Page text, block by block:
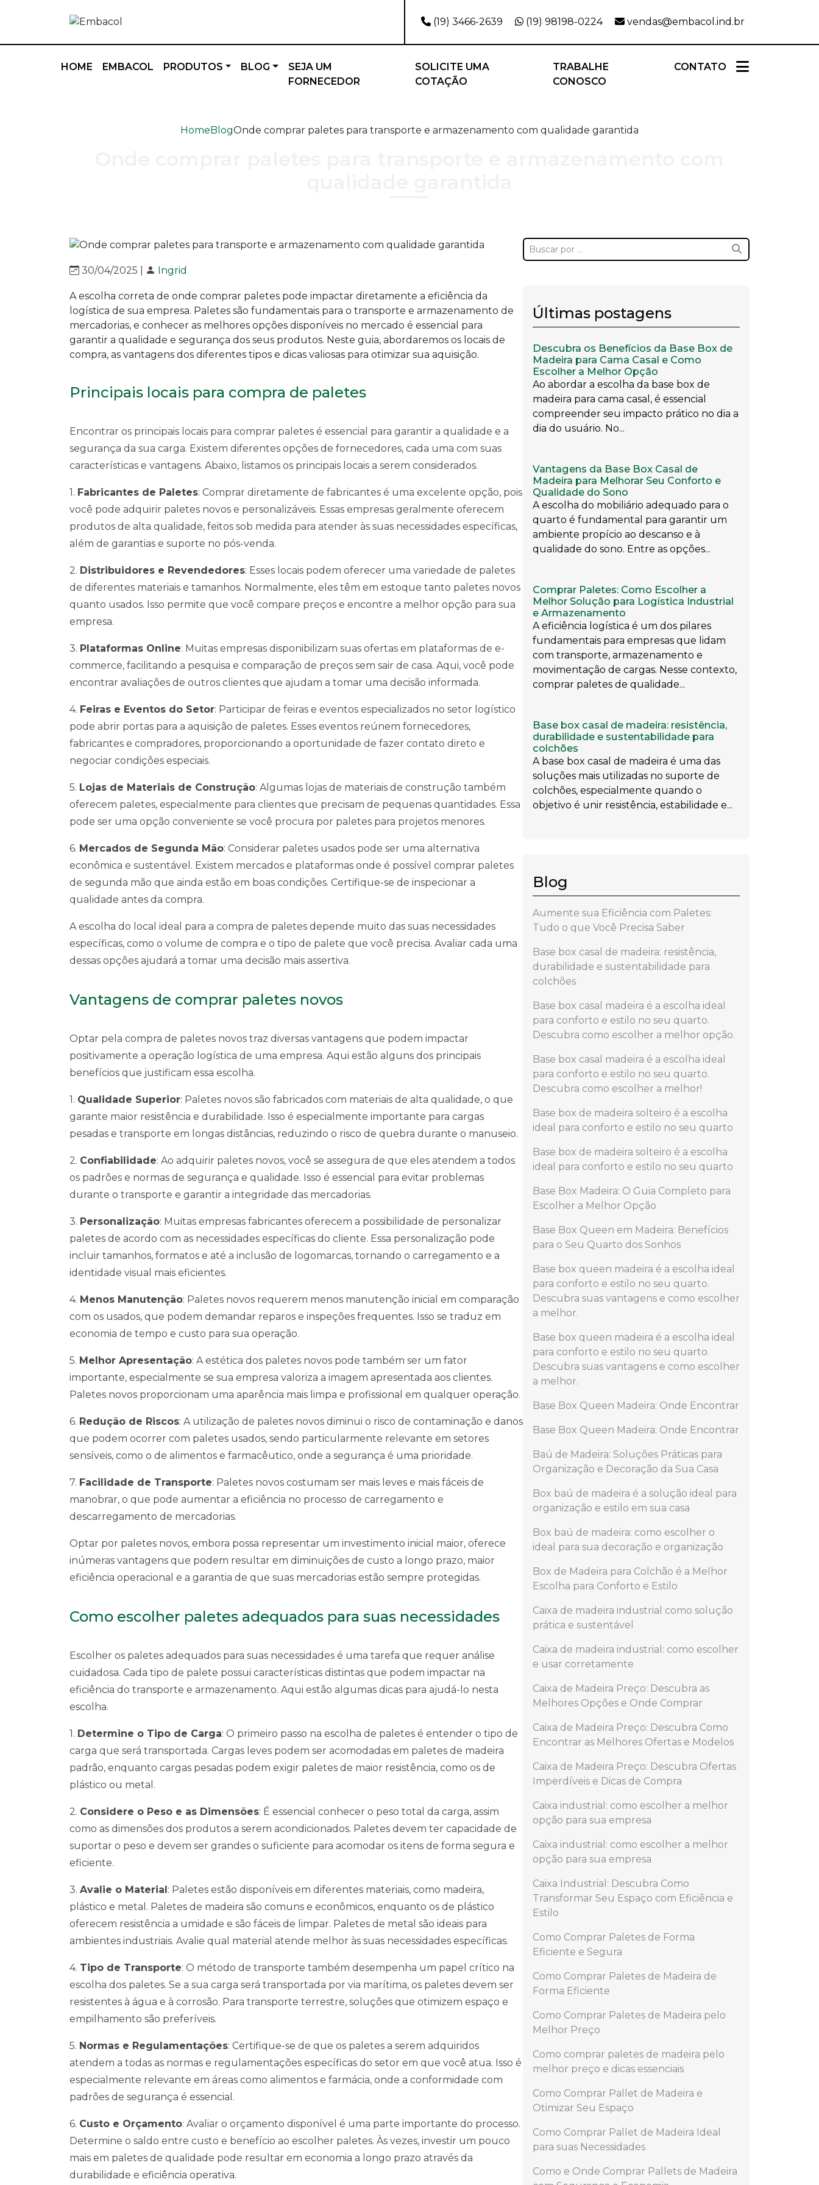
(19) 3466-2639 (19) 98198-0224 vendas@embacol.ind.br
HOME EMBACOL PRODUTOS BLOG
SEJA UM
FORNECEDOR
SOLICITE UMA
COTAÇÃO
TRABALHE
CONOSCO
CONTATO
HomeBlogOnde comprar paletes para transporte e armazenamento com qualidade garantida
30/04/2025 | Ingrid
A escolha correta de onde comprar paletes pode impactar diretamente a eficiência da
logística de sua empresa. Paletes são fundamentais para o transporte e armazenamento de
mercadorias, e conhecer as melhores opções disponíveis no mercado é essencial para
garantir a qualidade e segurança dos seus produtos. Neste guia, abordaremos os locais de
compra, as vantagens dos diferentes tipos e dicas valiosas para otimizar sua aquisição.
Principais locais para compra de paletes
Encontrar os principais locais para comprar paletes é essencial para garantir a qualidade e a
segurança da sua carga. Existem diferentes opções de fornecedores, cada uma com suas
características e vantagens. Abaixo, listamos os principais locais a serem considerados.
1. Fabricantes de Paletes: Comprar diretamente de fabricantes é uma excelente opção, pois
você pode adquirir paletes novos e personalizáveis. Essas empresas geralmente oferecem
produtos de alta qualidade, feitos sob medida para atender às suas necessidades específicas,
além de garantias e suporte no pós-venda.
2. Distribuidores e Revendedores: Esses locais podem oferecer uma variedade de paletes
de diferentes materiais e tamanhos. Normalmente, eles têm em estoque tanto paletes novos
quanto usados. Isso permite que você compare preços e encontre a melhor opção para sua
empresa.
3. Plataformas Online: Muitas empresas disponibilizam suas ofertas em plataformas de e-
commerce, facilitando a pesquisa e comparação de preços sem sair de casa. Aqui, você pode
encontrar avaliações de outros clientes que ajudam a tomar uma decisão informada.
4. Feiras e Eventos do Setor: Participar de feiras e eventos especializados no setor logístico
pode abrir portas para a aquisição de paletes. Esses eventos reúnem fornecedores,
fabricantes e compradores, proporcionando a oportunidade de fazer contato direto e
negociar condições especiais.
5. Lojas de Materiais de Construção: Algumas lojas de materiais de construção também
oferecem paletes, especialmente para clientes que precisam de pequenas quantidades. Essa
pode ser uma opção conveniente se você procura por paletes para projetos menores.
6. Mercados de Segunda Mão: Considerar paletes usados pode ser uma alternativa
econômica e sustentável. Existem mercados e plataformas onde é possível comprar paletes
de segunda mão que ainda estão em boas condições. Certifique-se de inspecionar a
qualidade antes da compra.
A escolha do local ideal para a compra de paletes depende muito das suas necessidades
específicas, como o volume de compra e o tipo de palete que você precisa. Avaliar cada uma
dessas opções ajudará a tomar uma decisão mais assertiva.
Vantagens de comprar paletes novos
Optar pela compra de paletes novos traz diversas vantagens que podem impactar
positivamente a operação logística de uma empresa. Aqui estão alguns dos principais
benefícios que justificam essa escolha.
1. Qualidade Superior: Paletes novos são fabricados com materiais de alta qualidade, o que
garante maior resistência e durabilidade. Isso é especialmente importante para cargas
pesadas e transporte em longas distâncias, reduzindo o risco de quebra durante o manuseio.
2. Confiabilidade: Ao adquirir paletes novos, você se assegura de que eles atendem a todos
os padrões e normas de segurança e qualidade. Isso é essencial para evitar problemas
durante o transporte e garantir a integridade das mercadorias.
3. Personalização: Muitas empresas fabricantes oferecem a possibilidade de personalizar
paletes de acordo com as necessidades específicas do cliente. Essa personalização pode
incluir tamanhos, formatos e até a inclusão de logomarcas, tornando o carregamento e a
identidade visual mais eficientes.
4. Menos Manutenção: Paletes novos requerem menos manutenção inicial em comparação
com os usados, que podem demandar reparos e inspeções frequentes. Isso se traduz em
economia de tempo e custo para sua operação.
5. Melhor Apresentação: A estética dos paletes novos pode também ser um fator
importante, especialmente se sua empresa valoriza a imagem apresentada aos clientes.
Paletes novos proporcionam uma aparência mais limpa e profissional em qualquer operação.
6. Redução de Riscos: A utilização de paletes novos diminui o risco de contaminação e danos
que podem ocorrer com paletes usados, sendo particularmente relevante em setores
sensíveis, como o de alimentos e farmacêutico, onde a segurança é uma prioridade.
7. Facilidade de Transporte: Paletes novos costumam ser mais leves e mais fáceis de
manobrar, o que pode aumentar a eficiência no processo de carregamento e
descarregamento de mercadorias.
Optar por paletes novos, embora possa representar um investimento inicial maior, oferece
inúmeras vantagens que podem resultar em diminuições de custo a longo prazo, maior
eficiência operacional e a garantia de que suas mercadorias estão sempre protegidas.
Como escolher paletes adequados para suas necessidades
Escolher os paletes adequados para suas necessidades é uma tarefa que requer análise
cuidadosa. Cada tipo de palete possui características distintas que podem impactar na
eficiência do transporte e armazenamento. Aqui estão algumas dicas para ajudá-lo nesta
escolha.
1. Determine o Tipo de Carga: O primeiro passo na escolha de paletes é entender o tipo de
carga que será transportada. Cargas leves podem ser acomodadas em paletes de madeira
padrão, enquanto cargas pesadas podem exigir paletes de maior resistência, como os de
plástico ou metal.
2. Considere o Peso e as Dimensões: É essencial conhecer o peso total da carga, assim
como as dimensões dos produtos a serem acondicionados. Paletes devem ter capacidade de
suportar o peso e devem ser grandes o suficiente para acomodar os itens de forma segura e
eficiente.
3. Avalie o Material: Paletes estão disponíveis em diferentes materiais, como madeira,
plástico e metal. Paletes de madeira são comuns e econômicos, enquanto os de plástico
oferecem resistência a umidade e são fáceis de limpar. Paletes de metal são ideais para
ambientes industriais. Avalie qual material atende melhor às suas necessidades específicas.
4. Tipo de Transporte: O método de transporte também desempenha um papel crítico na
escolha dos paletes. Se a sua carga será transportada por via marítima, os paletes devem ser
resistentes à água e à corrosão. Para transporte terrestre, soluções que otimizem espaço e
empilhamento são preferíveis.
5. Normas e Regulamentações: Certifique-se de que os paletes a serem adquiridos
atendem a todas as normas e regulamentações específicas do setor em que você atua. Isso é
especialmente relevante em áreas como alimentos e farmácia, onde a conformidade com
padrões de segurança é essencial.
6. Custo e Orçamento: Avaliar o orçamento disponível é uma parte importante do processo.
Determine o saldo entre custo e benefício ao escolher paletes. Às vezes, investir um pouco
mais em paletes de qualidade pode resultar em economia a longo prazo através da
durabilidade e eficiência operativa.
Últimas postagens
Descubra os Benefícios da Base Box de
Madeira para Cama Casal e Como
Escolher a Melhor Opção
Ao abordar a escolha da base box de
madeira para cama casal, é essencial
compreender seu impacto prático no dia a
dia do usuário. No...
Vantagens da Base Box Casal de
Madeira para Melhorar Seu Conforto e
Qualidade do Sono
A escolha do mobiliário adequado para o
quarto é fundamental para garantir um
ambiente propício ao descanso e à
qualidade do sono. Entre as opções...
Comprar Paletes: Como Escolher a
Melhor Solução para Logística Industrial
e Armazenamento
A eficiência logística é um dos pilares
fundamentais para empresas que lidam
com transporte, armazenamento e
movimentação de cargas. Nesse contexto,
comprar paletes de qualidade...
Base box casal de madeira: resistência,
durabilidade e sustentabilidade para
colchões
A base box casal de madeira é uma das
soluções mais utilizadas no suporte de
colchões, especialmente quando o
objetivo é unir resistência, estabilidade e...
Blog
Aumente sua Eficiência com Paletes:
Tudo o que Você Precisa Saber
Base box casal de madeira: resistência,
durabilidade e sustentabilidade para
colchões
Base box casal madeira é a escolha ideal
para conforto e estilo no seu quarto.
Descubra como escolher a melhor opção.
Base box casal madeira é a escolha ideal
para conforto e estilo no seu quarto.
Descubra como escolher a melhor!
Base box de madeira solteiro é a escolha
ideal para conforto e estilo no seu quarto
Base box de madeira solteiro é a escolha
ideal para conforto e estilo no seu quarto
Base Box Madeira: O Guia Completo para
Escolher a Melhor Opção
Base Box Queen em Madeira: Benefícios
para o Seu Quarto dos Sonhos
Base box queen madeira é a escolha ideal
para conforto e estilo no seu quarto.
Descubra suas vantagens e como escolher
a melhor.
Base box queen madeira é a escolha ideal
para conforto e estilo no seu quarto.
Descubra suas vantagens e como escolher
a melhor.
Base Box Queen Madeira: Onde Encontrar
Base Box Queen Madeira: Onde Encontrar
Baú de Madeira: Soluções Práticas para
Organização e Decoração da Sua Casa
Box baú de madeira é a solução ideal para
organização e estilo em sua casa
Box baú de madeira: como escolher o
ideal para sua decoração e organização
Box de Madeira para Colchão é a Melhor
Escolha para Conforto e Estilo
Caixa de madeira industrial como solução
prática e sustentável
Caixa de madeira industrial: como escolher
e usar corretamente
Caixa de Madeira Preço: Descubra as
Melhores Opções e Onde Comprar
Caixa de Madeira Preço: Descubra Como
Encontrar as Melhores Ofertas e Modelos
Caixa de Madeira Preço: Descubra Ofertas
Imperdíveis e Dicas de Compra
Caixa industrial: como escolher a melhor
opção para sua empresa
Caixa industrial: como escolher a melhor
opção para sua empresa
Caixa Industrial: Descubra Como
Transformar Seu Espaço com Eficiência e
Estilo
Como Comprar Paletes de Forma
Eficiente e Segura
Como Comprar Paletes de Madeira de
Forma Eficiente
Como Comprar Paletes de Madeira pelo
Melhor Preço
Como comprar paletes de madeira pelo
melhor preço e dicas essenciais
Como Comprar Pallet de Madeira e
Otimizar Seu Espaço
Como Comprar Pallet de Madeira Ideal
para suas Necessidades
Como e Onde Comprar Pallets de Madeira